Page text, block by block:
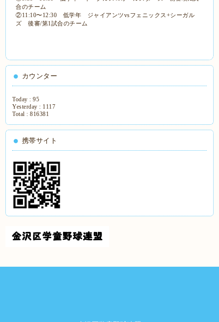
合のチーム
②11:10〜12:30 低学年 ジャイアンツvsフェニックス+シーガル
ズ 後審/第1試合のチーム
カウンター
Today :95
Yesterday : 1117
Total :816381
携帯サイト